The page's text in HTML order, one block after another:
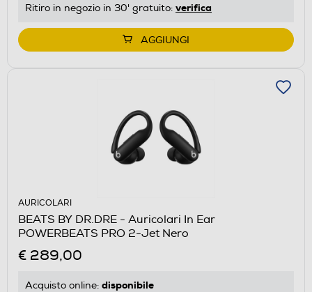
Ritiro in negozio in 30' gratuito: verifica
AGGIUNGI
AURICOLARI
BEATS BY DR.DRE - Auricolari In Ear
POWERBEATS PRO 2-Jet Nero
€ 289,00
Acquisto online: disponibile